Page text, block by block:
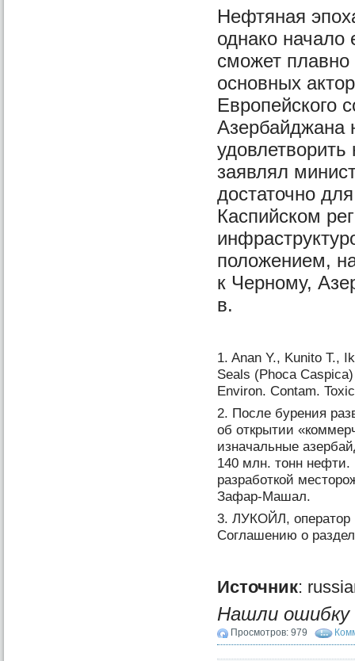
Нефтяная
однако начало
сможет плавно
основных
Европейского
Азербайджана
заявлял
достаточно
Каспийском
положением,
к Черному,
в.
1. Anan Y., Kunito T.,
Seals (Phoca
Environ. Contam.
2. После бурения
об открытии
изначальные
140 млн. тонн нефти.
разработкой
Зафар-Машал.
3. ЛУКОЙЛ, оператор
Соглашению о
Источник:
Нашли ошибку
Просмотров: 979